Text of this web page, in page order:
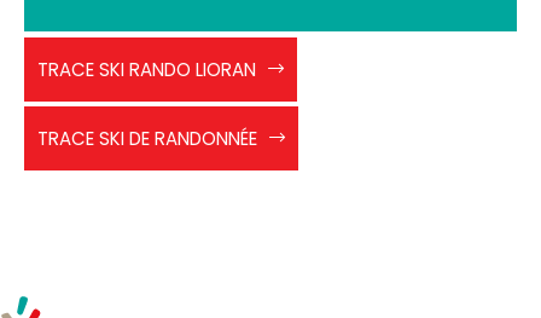
TRACE SKI RANDO LIORAN
ski
rando
Lioran
TRACE SKI DE RANDONNÉE
ski
de